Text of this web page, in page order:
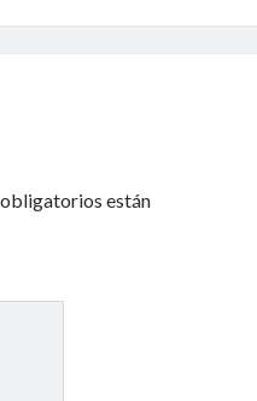
están